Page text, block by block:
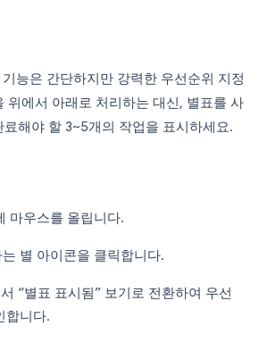
능은 간단하지만 강력한 우선순위 지정
위에서 아래로 처리하는 대신, 별표를 사
해야 할 3~5개의 작업을 표시하세요.
마우스를 올립니다.
별 아이콘을 클릭합니다.
“별표 표시됨” 보기로 전환하여 우선
합니다.